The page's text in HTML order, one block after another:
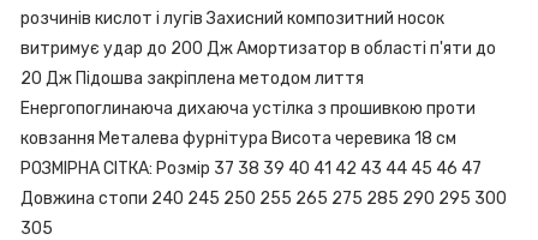
розчинів кислот і лугів Захисний композитний носок
витримує удар до 200 Дж Амортизатор в області п'яти до
20 Дж Підошва закріплена методом лиття
Енергопоглинаюча дихаюча устілка з прошивкою проти
ковзання Металева фурнітура Висота черевика 18 см
РОЗМІРНА СІТКА: Розмір 37 38 39 40 41 42 43 44 45 46 47
Довжина стопи 240 245 250 255 265 275 285 290 295 300
305